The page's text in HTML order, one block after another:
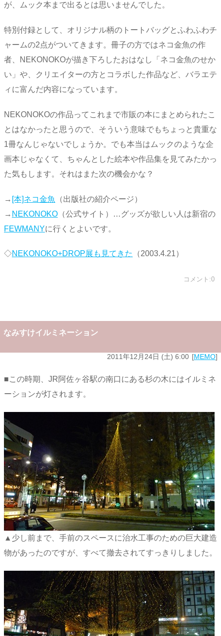
が、ムック本まで出るとは思いませんでした。
特別付録として、オリジナル柄のトートバッグとふわふわチ
ャームの2点がついてきます。冊子の方ではネコ金魚の作
者、NEKONOKOが描き下ろしたおはなし「ネコ金魚のせか
い」や、クリエイターの方とコラボした作品など、バラエテ
ィに富んだ内容になっています。
NEKONOKOの作品ってこれまで市販の本にまとめられたこ
とはなかったと思うので、そういう意味でもちょっと貴重な
1冊なんじゃないでしょうか。でも本当はムックのような企
画本じゃなくて、ちゃんとした絵本や作品集を見てみたかっ
た気もします。それはまた次の機会かな？
→ [本]ネコ金魚
（出版社の紹介ページ）
→ NEKONOKO （公式サイト）…グッズが欲しい人は新宿の
FEWMANYに行くとよいです。
◇NEKONOKO+DROP展も見てきた （2003.4.21）
コメント:0
なみすけイルミネーション
2011年12月24日 (土) 6:00 MEMO
■この時期、JR阿佐ヶ谷駅の南口にある杉の木にはイルミネ
ーションが灯されます。
▲少し前まで、手前のスペースに治水工事のための巨大建造
物があったのですが、すべて撤去されてすっきりしました。